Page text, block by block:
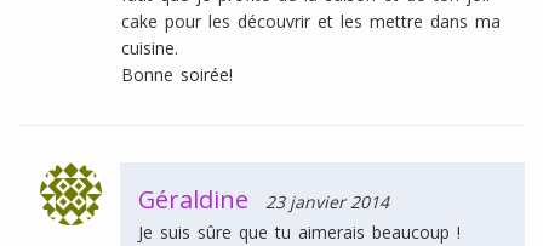
cake pour les découvrir et les mettre dans ma
cuisine.
Bonne soirée!
Géraldine
23 janvier 2014
Je suis sûre que tu aimerais beaucoup !